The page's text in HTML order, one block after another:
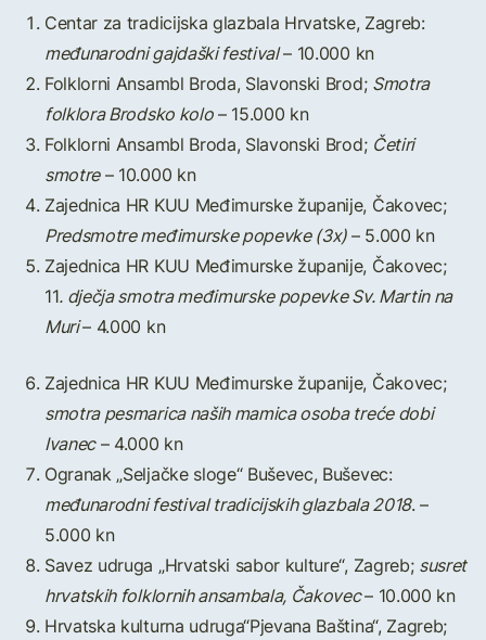
Centar za tradicijska glazbala Hrvatske, Zagreb:
međunarodni gajdaški festival– 10.000 kn
Folklorni Ansambl Broda, Slavonski Brod; Smotra
folklora Brodsko kolo– 15.000 kn
Folklorni Ansambl Broda, Slavonski Brod; Četiri
smotre– 10.000 kn
Zajednica HR KUU Međimurske županije, Čakovec;
Predsmotre međimurske popevke (3x)– 5.000 kn
Zajednica HR KUU Međimurske županije, Čakovec;
11. dječja smotra međimurskepopevke Sv. Martin na
Muri– 4.000 kn
Zajednica HR KUU Međimurske županije, Čakovec;
smotra pesmarica naših mamica osoba treće dobi
Ivanec– 4.000 kn
Ogranak „Seljačke sloge“ Buševec, Buševec:
međunarodni festival tradicijskih glazbala 2018. –
5.000 kn
Savez udruga „Hrvatski sabor kulture“, Zagreb; susret
hrvatskih folklornih ansambala, Čakovec– 10.000 kn
Hrvatska kulturna udruga“Pjevana Baština“, Zagreb;